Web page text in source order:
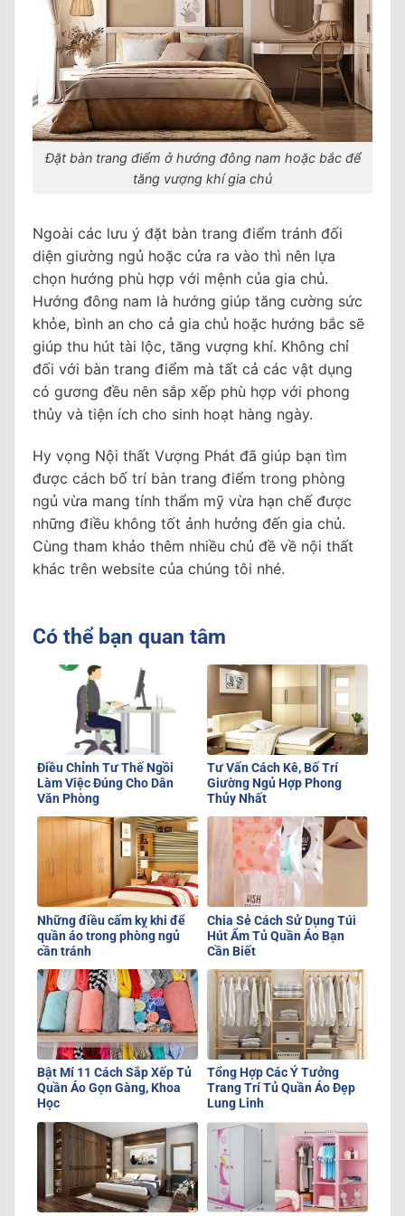
Đặt bàn trang điểm ở hướng đông nam hoặc bắc để
tăng vượng khí gia chủ
Ngoài các lưu ý đặt bàn trang điểm tránh đối
diện giường ngủ hoặc cửa ra vào thì nên lựa
chọn hướng phù hợp với mệnh của gia chủ.
Hướng đông nam là hướng giúp tăng cường sức
khỏe, bình an cho cả gia chủ hoặc hướng bắc sẽ
giúp thu hút tài lộc, tăng vượng khí. Không chỉ
đối với bàn trang điểm mà tất cả các vật dụng
có gương đều nên sắp xếp phù hợp với phong
thủy và tiện ích cho sinh hoạt hàng ngày.
Hy vọng Nội thất Vượng Phát đã giúp bạn tìm
được cách bố trí bàn trang điểm trong phòng
ngủ vừa mang tính thẩm mỹ vừa hạn chế được
những điều không tốt ảnh hưởng đến gia chủ.
Cùng tham khảo thêm nhiều chủ đề về nội thất
khác trên website của chúng tôi nhé.
Có thể bạn quan tâm
Điều Chỉnh Tư Thế Ngồi
Làm Việc Đúng Cho Dân
Văn Phòng
Tư Vấn Cách Kê, Bố Trí
Giường Ngủ Hợp Phong
Thủy Nhất
Những điều cấm kỵ khi để
quần áo trong phòng ngủ
cần tránh
Chia Sẻ Cách Sử Dụng Túi
Hút Ẩm Tủ Quần Áo Bạn
Cần Biết
Bật Mí 11 Cách Sắp Xếp Tủ
Quần Áo Gọn Gàng, Khoa
Học
Tổng Hợp Các Ý Tưởng
Trang Trí Tủ Quần Áo Đẹp
Lung Linh